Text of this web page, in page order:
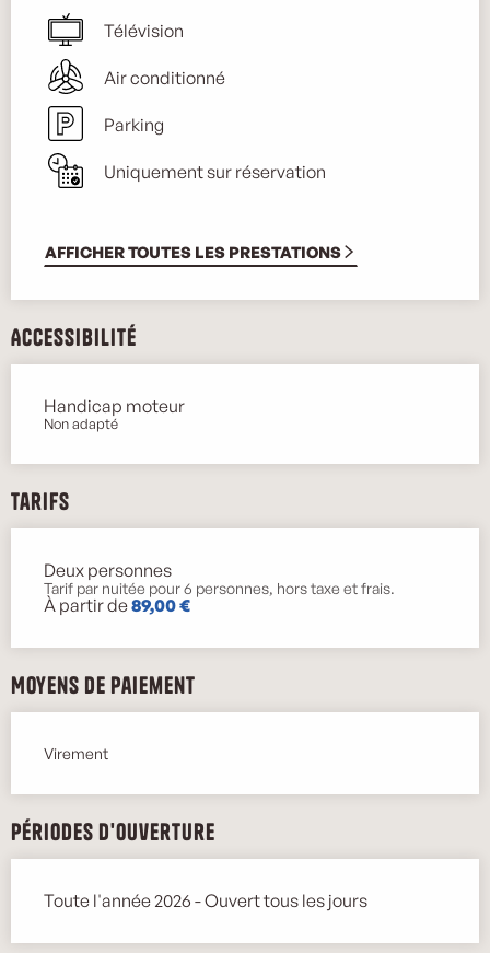
Télévision
Air conditionné
Parking
Uniquement sur réservation
AFFICHER TOUTES LES PRESTATIONS
Accessibilité
Handicap moteur
Non adapté
Tarifs
Tarifs 2026
Deux personnes
Tarif par nuitée pour 6 personnes, hors taxe et frais.
À partir de89,00 €
Moyens de paiement
Virement
Périodes d'ouverture
Toute l'année 2026 - Ouvert tous les jours